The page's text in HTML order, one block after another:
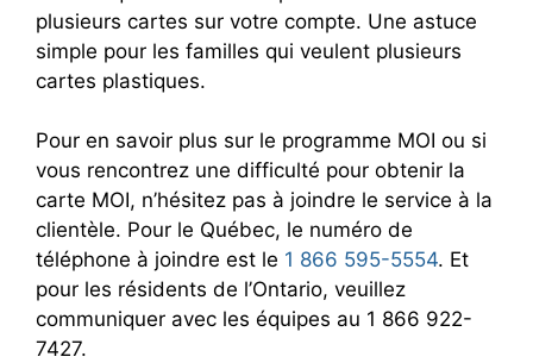
plusieurs cartes sur votre compte. Une astuce
simple pour les familles qui veulent plusieurs
cartes plastiques.
Pour en savoir plus sur le programme MOI ou si
vous rencontrez une difficulté pour obtenir la
carte MOI, n’hésitez pas à joindre le service à la
clientèle. Pour le Québec, le numéro de
téléphone à joindre est le 1 866 595-5554. Et
pour les résidents de l’Ontario, veuillez
communiquer avec les équipes au 1 866 922-
7427.